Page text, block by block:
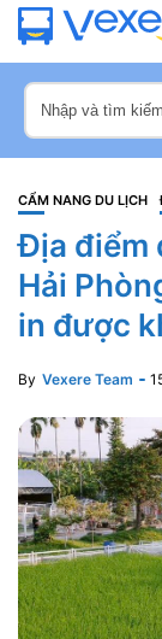
CẨM NANG DU LỊCH
Địa điểm
Hải
in được
By Vexere Team